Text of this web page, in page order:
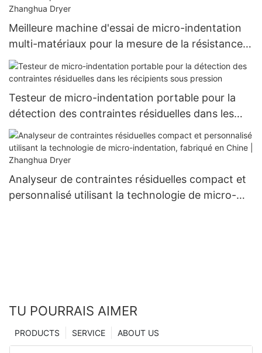
Meilleure machine d'essai de micro-indentation
multi-matériaux pour la mesure de la résistance
et des contraintes - Zhanghua Dryer
Testeur de micro-indentation portable pour la
détection des contraintes résiduelles dans les
récipients sous pression
Analyseur de contraintes résiduelles compact et
personnalisé utilisant la technologie de micro-
TU POURRAIS AIMER
ABOUT US
SERVICE
PRODUCTS